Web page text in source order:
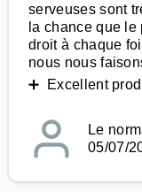
serveuses sont
la chance que
droit à chaque
nous nous
➕ Excellent
Le
05/07/